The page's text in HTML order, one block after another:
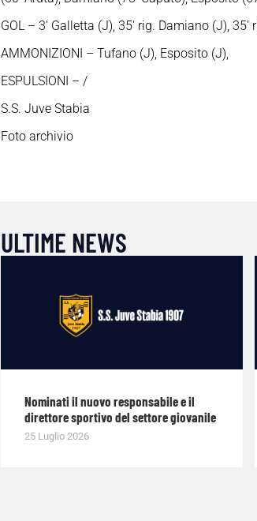
GOL – 3′ Galletta (J), 35′ rig. Damiano (J),
AMMONIZIONI – Tufano (J), Esposito (J),
ESPULSIONI – /
S.S. Juve Stabia
Foto archivio
ULTIME NEWS
Nominati il nuovo responsabile e il
direttore sportivo del settore giovanile
25 Luglio 2026